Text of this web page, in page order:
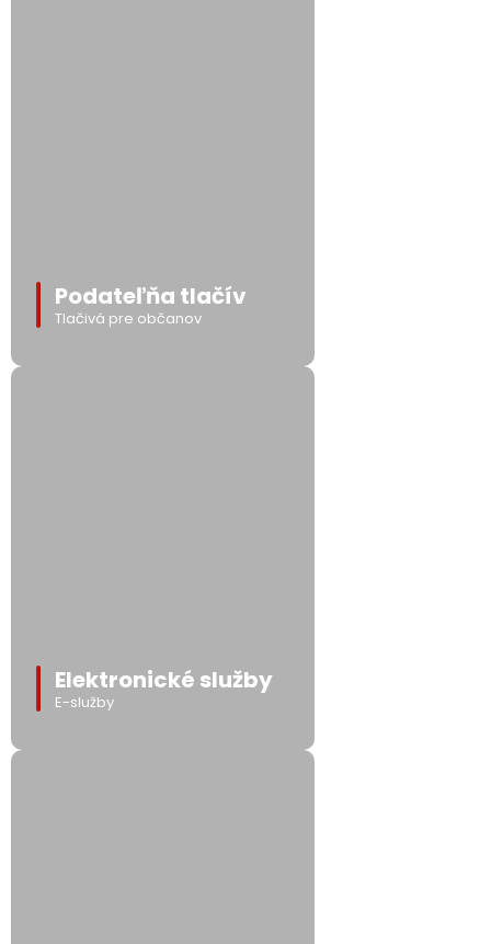
Podateľňa tlačív
Tlačivá pre občanov
Elektronické služby
E-služby